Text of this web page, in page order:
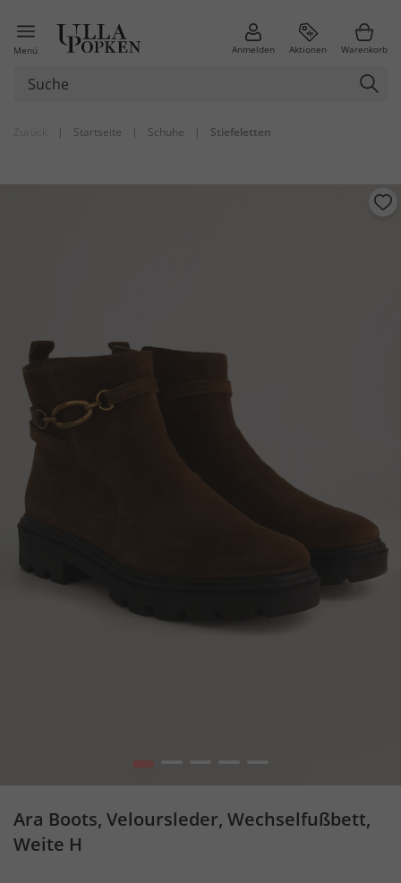
Menü Anmelden Aktionen Warenkorb
| Startseite | Schuhe | Stiefeletten
2 3 4 5
Ara Boots, Veloursleder, Wechselfußbett,
Weite H